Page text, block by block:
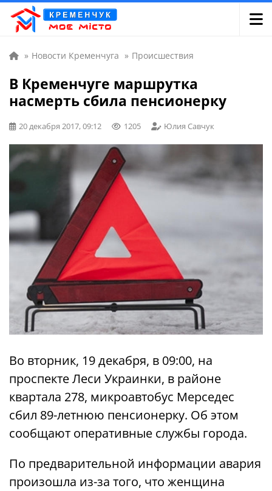
» Новости Кременчуга » Происшествия
В Кременчуге маршрутка
насмерть сбила пенсионерку
20 декабря 2017, 09:12 1205 Юлия Савчук
Во вторник, 19 декабря, в 09:00, на
проспекте Леси Украинки, в районе
квартала 278, микроавтобус Мерседес
сбил 89-летнюю пенсионерку. Об этом
сообщают оперативные службы города.
По предварительной информации авария
произошла из-за того, что женщина